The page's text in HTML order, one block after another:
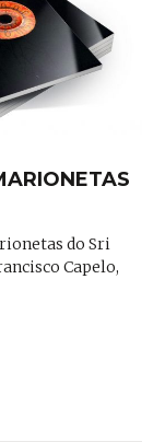
do Sri
Capelo,